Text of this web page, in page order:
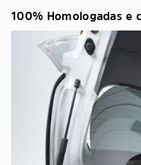
100% Homologadas e